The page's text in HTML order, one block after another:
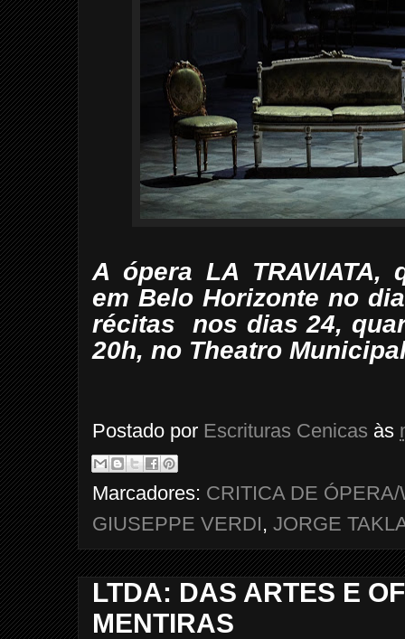
A ópera LA TRAVIATA,
em Belo Horizonte no
récitas nos dias 24,
20h, no Theatro
Postado por Escrituras Cenicas às
Marcadores: CRITICA DE
GIUSEPPE VERDI, JORGE
LTDA: DAS ARTES E
MENTIRAS